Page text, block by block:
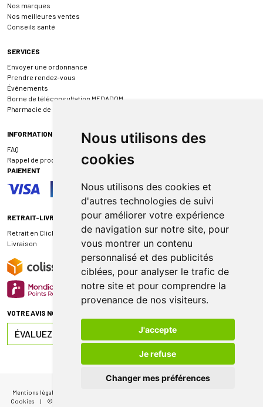
Nous utilisons des
cookies
Nous utilisons des cookies et
d'autres technologies de suivi
pour améliorer votre expérience
de navigation sur notre site, pour
vous montrer un contenu
personnalisé et des publicités
ciblées, pour analyser le trafic de
notre site et pour comprendre la
provenance de nos visiteurs.
J'accepte
Je refuse
Changer mes préférences
Nos marques
Nos meilleures ventes
Conseils santé
SERVICES
Envoyer une ordonnance
Prendre rendez-vous
Événements
Borne de téléconsultation MEDADOM
Pharmacie de garde
INFORMATIONS
FAQ
Rappel de produit
PAIEMENT
RETRAIT-LIVRAISON
Retrait en Click & Collect
Livraison
VOTRE AVIS NOUS INTÉRESSE
ÉVALUEZ-NOUS SUR
Mentions légales
Cookies
| © 2026 Pharmacie de Sauternes